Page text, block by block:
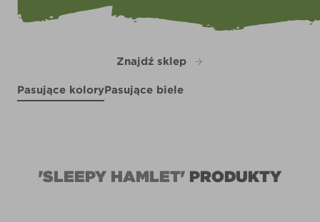
Znajdź sklep
Pasujące koloryPasujące biele
'SLEEPY HAMLET' PRODUKTY